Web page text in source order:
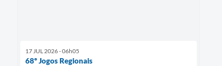
17 JUL 2026 - 06h05
68º Jogos Regionais